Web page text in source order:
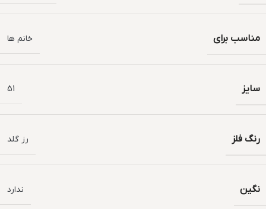
مناسب برای خانم ها
سایز 51
رنگ فلز رز گلد
نگین ندارد